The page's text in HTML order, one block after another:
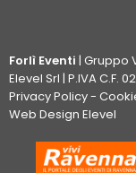
Forlì Eventi | Gruppo
Elevel Srl | P.IVA C.F.
Privacy Policy-
Web Design Elevel